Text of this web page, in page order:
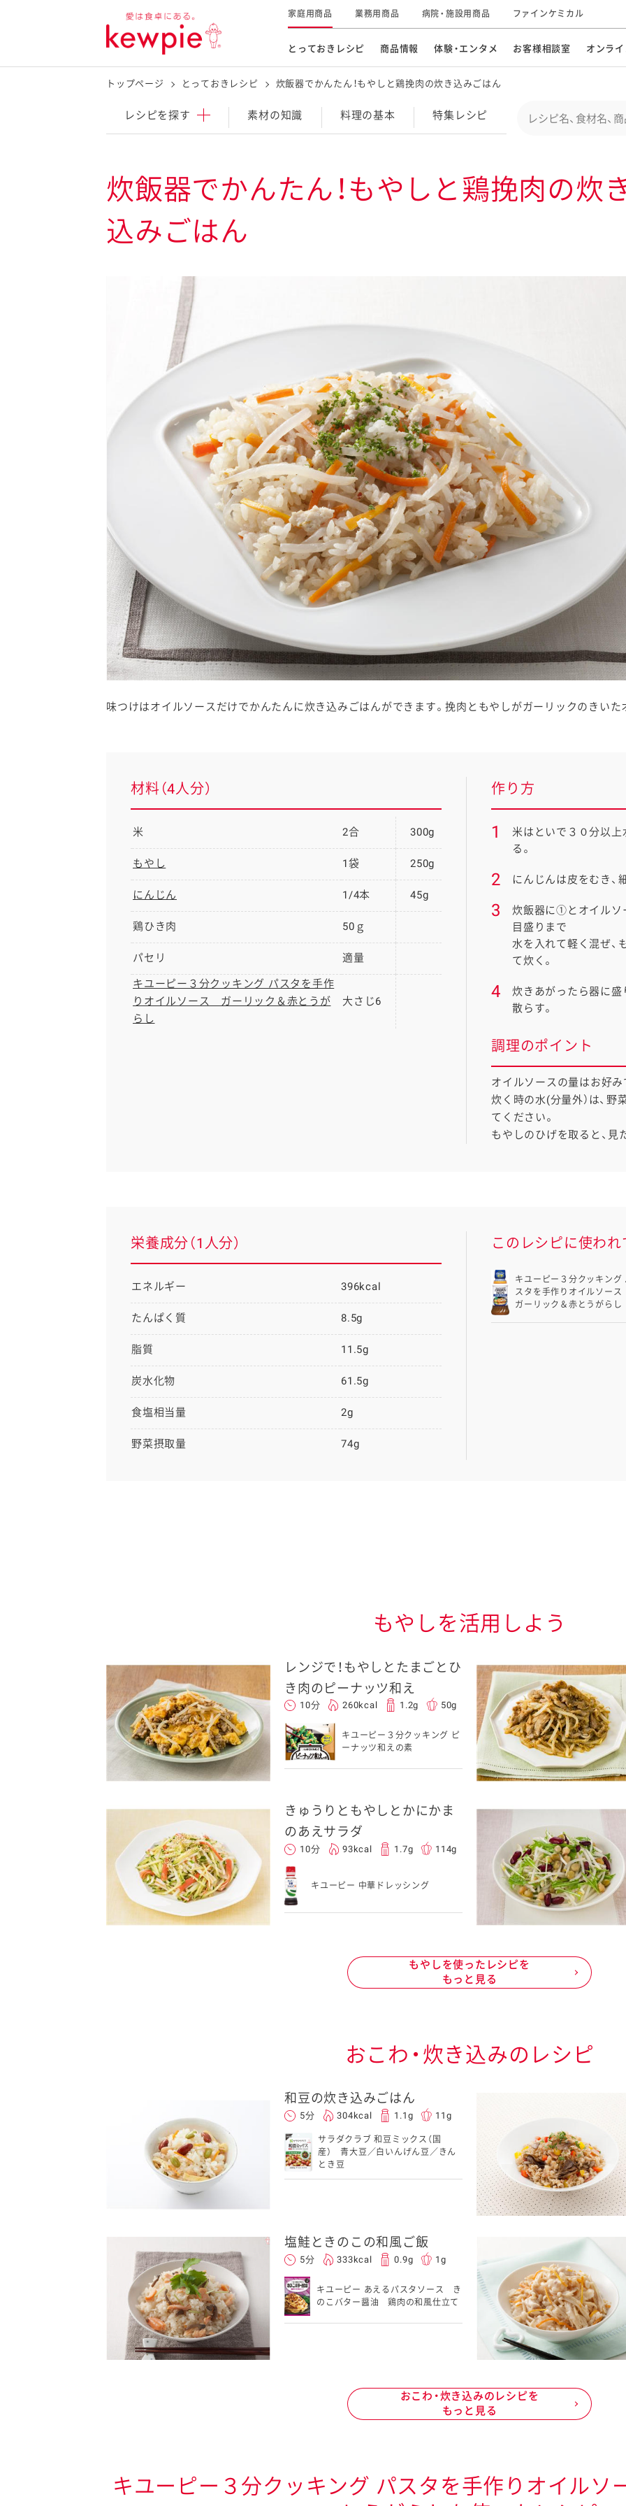
とっておきレシピ
料理の基本 特集レシピ
お
商品情報
マヨネーズなど ドレッシングなど
タルタルソース・マスタードなど
料理の素・調理ソース
卵関連品
ベビーフード・幼児食 栄養・健康ケア商品
サプリメントなど スキンケア用品
ジャム、スプレッドなど パッケージサラダ
体験・エンタメ
深谷テラス ヤサイな
仲間たちファーム
おたのしみコンテンツ
キユーピー３分
クッキング
お客様相談室 オンラ
家庭用商品 業務用商品 病院・施設用商品 ファインケミカル
企業情報 グループの事業
採用情報
トップページ とっておきレシピ 炊飯器でかんたん！もやしと鶏挽肉の炊き込みごはん
レシピを探す 素材の知識 料理の基本 特集 レシピ
炊飯器でかんたん！もやしと鶏挽肉の炊
込みごはん
味つけはオイルソースだけでかんたんに炊き込みごはんができます。挽肉ともやしがガーリックのきいた
材料（4人分）
米 2合 300g
もやし 1袋 250g
にんじん 1/4本 45g
鶏ひき肉 50ｇ
パセリ 適量
キユーピー３分クッキング パスタを手作
りオイルソース ガーリック＆赤とうが
らし
大さじ6
作り方
1
米はといで３０分以上
る。
2 にんじんは皮をむき、
3
炊飯器に①とオイルソ
目盛りまで
水を入れて軽く混ぜ、
て炊く。
4
炊きあがったら器に盛
散らす。
調理のポイント
オイルソースの量はお好
炊く時の水(分量外）は、
てください。
もやしのひげを取ると、見
栄養成分（1人分）
エネルギー 396kcal
たんぱく質 8.5g
脂質 11.5g
炭水化物 61.5g
食塩相当量 2g
野菜摂取量 74g
このレシピに使わ
キユーピー３分クッキング
スタを手作りオイルソー
ガーリック＆赤とうがらし
後、そのメールを転送し
もやしを活用しよう
レンジで！もやしとたまごとひ
き肉のピーナッツ和え
10分 260kcal 1.2g 50g
キユーピー３分クッキング ピ
ーナッツ和えの素
きゅうりともやしとかにかま
のあえサラダ
10分 93kcal 1.7g 114g
キユーピー 中華ドレッシング
もやしを使ったレシピを
もっと見る
おこわ・炊き込みのレシピ
和豆の炊き込みごはん
5分 304kcal 1.1g 11g
サラダクラブ 和豆ミックス（国
産） 青大豆／白いんげん豆／きん
とき豆
塩鮭ときのこの和風ご飯
5分 333kcal 0.9g 1g
キユーピー あえるパスタソース き
のこバター醤油 鶏肉の和風仕立て
おこわ・炊き込みのレシピを
もっと見る
キユーピー３分クッキング パスタを手作りオイル